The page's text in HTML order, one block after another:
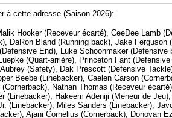
à cette adresse (Saison 2026):
Hooker (Receveur écarté), CeeDee Lamb
DaRon Bland (Running back), Jake
End), Luke Schoonmaker
(Quart-arrière), Princeton Fant
(Safety), Dak Prescott (Defensive
Beebe (Linebacker), Caelen Carson
Nathan Thomas (Receveur
(Linebacker), Hakeem Adeniji (Meneur de
(Linebacker), Miles Sanders (Linebacker),
Ajani Cornelius (Cornerback), Donovan